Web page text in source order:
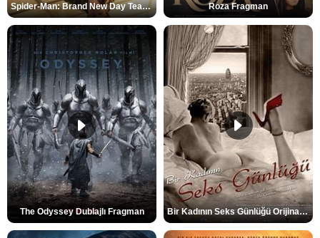
Spider-Man: Brand New Day Teaser Roza Fragman
The Odyssey Dublajlı Fragman Bir Kadının Seks Günlüğü Orijinal Fragman